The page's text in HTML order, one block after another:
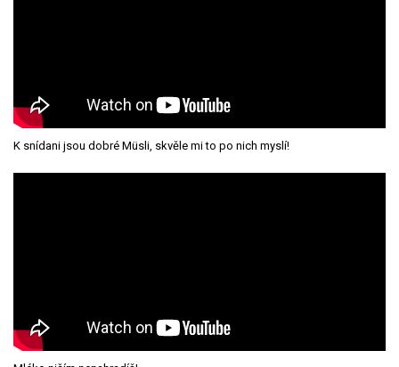
K snídani jsou dobré Müsli, skvěle mi to po nich myslí!